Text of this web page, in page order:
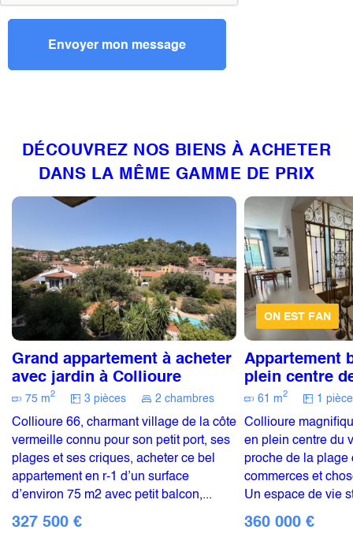
DÉCOUVREZ NOS BIENS À ACHETER
DANS LA MÊME GAMME DE PRIX
Grand appartement à acheter
avec jardin à Collioure
75 m2 3 pièces 2 chambres
Collioure 66, charmant village de la côte
vermeille connu pour son petit port, ses
plages et ses criques, acheter ce bel
appartement en r-1 d’un surface
d’environ 75 m2 avec petit balcon,...
327 500 €
ON EST FAN
Appartement
plein centre
61 m2 1 pièce
Collioure
en plein centre du
proche de la plage
commerces et
Un espace de vie
360 000 €